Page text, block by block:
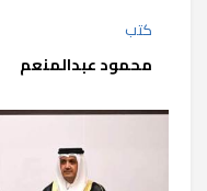
كتب
محمود عبدالمنعم